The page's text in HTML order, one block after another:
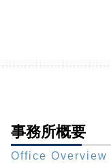
事務所概要
Office Overview